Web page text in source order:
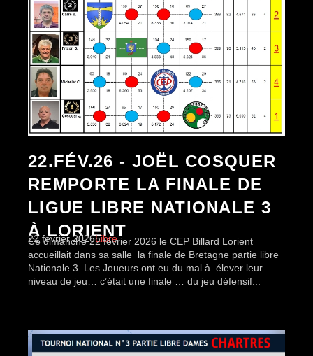
22.FÉV.26 - JOËL COSQUER
REMPORTE LA FINALE DE
LIGUE LIBRE NATIONALE 3
À LORIENT
22 février 2026Libre
Ce dimanche 22 février 2026 le CEP Billard Lorient
accueillait dans sa salle la finale de Bretagne partie libre
Nationale 3. Les Joueurs ont eu du mal à élever leur
niveau de jeu… c’était une finale … du jeu défensif...